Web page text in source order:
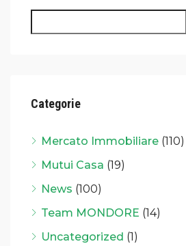
Categorie
Mercato Immobiliare (110)
Mutui Casa (19)
News (100)
Team MONDORE (14)
Uncategorized (1)